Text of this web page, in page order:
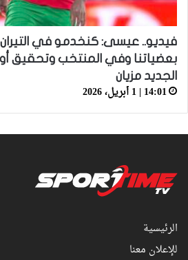
فيديو.. عيسى: كنخدمو في
بعضياتنا وفي المنتخب وتحقيق
الجديد مزيان
14:01 | 1 أبريل، 2026
الرئيسية
للإعلان معنا